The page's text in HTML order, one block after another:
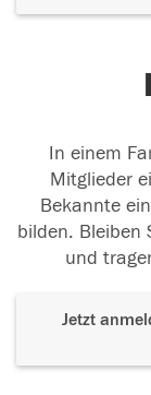
In einem
Mitglieder
Bekannte
bilden. Bleiben
und
Jetzt